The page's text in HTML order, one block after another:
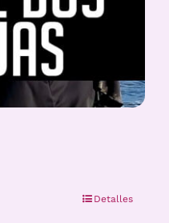
Detalles